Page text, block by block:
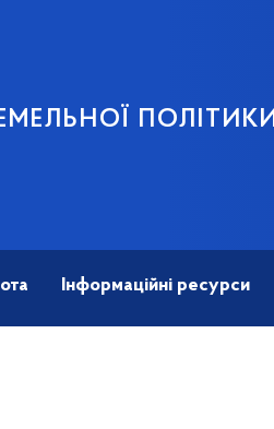
Інформаційні ресурси